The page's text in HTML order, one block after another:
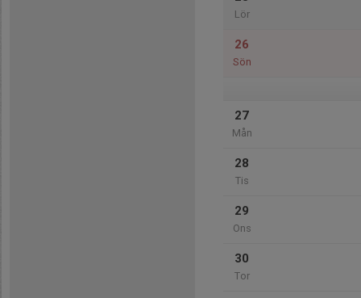
Lör
26
Sön
27
Mån
28
Tis
29
Ons
30
Tor